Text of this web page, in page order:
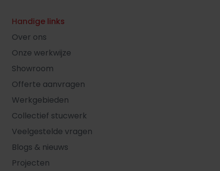
Handige links
Over ons
Onze werkwijze
Showroom
Offerte aanvragen
Werkgebieden
Collectief stucwerk
Veelgestelde vragen
Blogs & nieuws
Projecten